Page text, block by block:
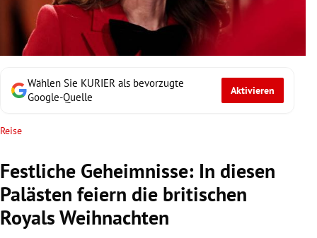
Untermenü
Untermenü
Untermenü
Untermenü
Untermenü
Wählen Sie KURIER als bevorzugte
Google-Quelle
Aktivieren
Reise
Festliche Geheimnisse: In diesen
Palästen feiern die britischen
Royals Weihnachten